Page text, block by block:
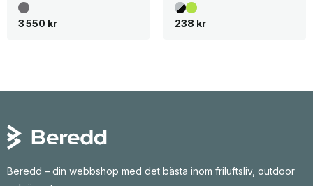
3 550 kr 238 kr
Beredd – din webbshop med det bästa inom friluftsliv, outdoor